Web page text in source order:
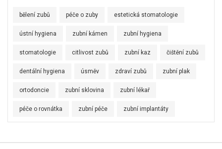
bělení zubů péče o zuby estetická stomatologie
ústní hygiena zubní kámen zubní hygiena
stomatologie citlivost zubů zubní kaz čištění zubů
dentální hygiena úsměv zdraví zubů zubní plak
ortodoncie zubní sklovina zubní lékař
péče o rovnátka zubní péče zubní implantáty